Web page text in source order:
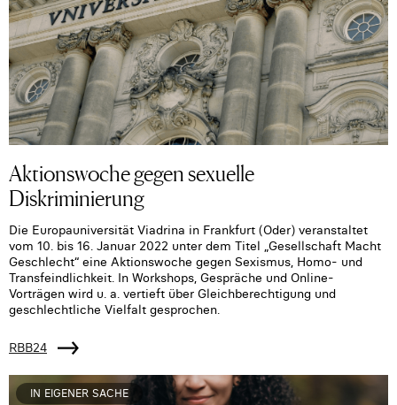
Aktionswoche gegen sexuelle
Diskriminierung
Die Europauniversität Viadrina in Frankfurt (Oder) veranstaltet
vom 10. bis 16. Januar 2022 unter dem Titel „Gesellschaft Macht
Geschlecht“ eine Aktionswoche gegen Sexismus, Homo- und
Transfeindlichkeit. In Workshops, Gespräche und Online-
Vorträgen wird u. a. vertieft über Gleichberechtigung und
geschlechtliche Vielfalt gesprochen.
RBB24
IN EIGENER SACHE